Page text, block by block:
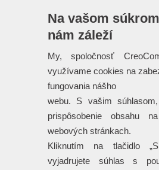
Reklamné predmety s
potlačou
Dáždniky
Tašky
Hračky
Klobúky
Na vašom
nám záleží
My, spoločnosť
využívame cookies na
fungovania nášho
webu. S vašim
prispôsobenie obsahu
webových stránkach.
Kliknutím na tlačidlo
vyjadrujete súhlas s